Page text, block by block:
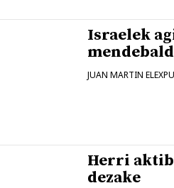
Israelek
JUAN MARTIN
Herri
dezake